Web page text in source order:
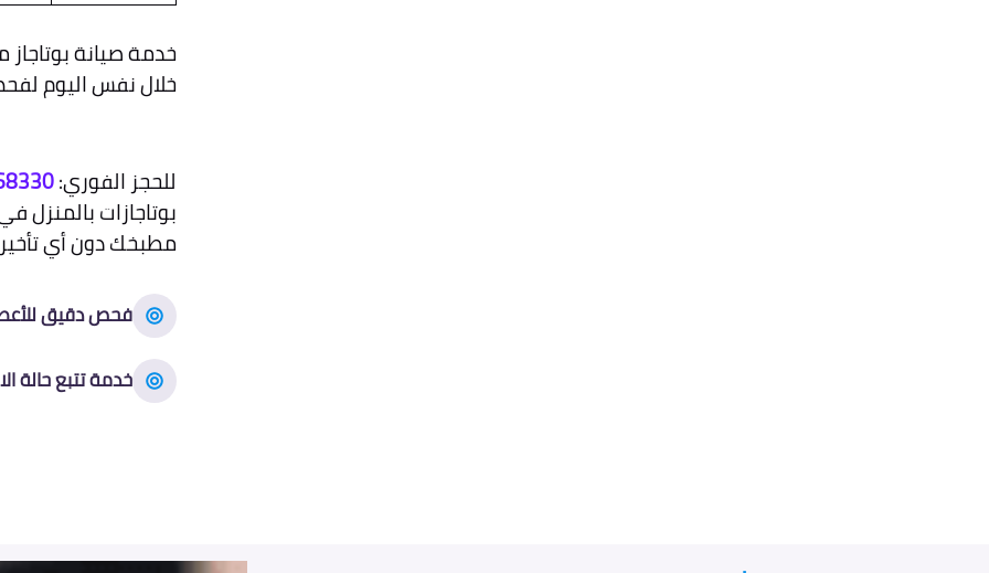
خدمة صيانة
خلال نفس اليوم
للحجز الفوري:
بوتاجازات
مطبخك دون أي
فحص دقيق
خدمة تتبع حالة